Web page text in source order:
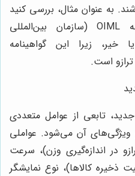
به عنوان مثال، بررسی کنید
که آیا ترازو دارای گواهینامه OIML (سازمان بین‌المللی
خیر، زیرا این گواهینامه
است.
تابعی از عوامل متعددی
آن می‌شود. عواملی
در اندازه‌گیری وزن)، سرعت
کالاها)، نوع نمایشگر